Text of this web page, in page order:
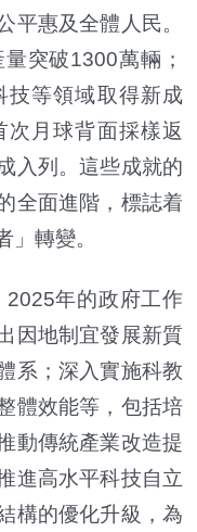
平惠及全體人民。
突破1300萬輛；
技等領域取得新成
月球背面採樣返
入列。這些成就的
全面進階，標誌着
轉變。
年的政府工作
因地制宜發展新質
系；深入實施科教
體效能等，包括培
動傳統產業改造提
進高水平科技自立
構的優化升級，為